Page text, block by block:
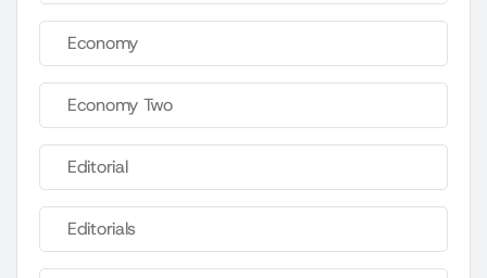
Economy
Economy Two
Editorial
Editorials